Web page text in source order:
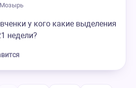
Мозырь
у кого какие выделения
недели?